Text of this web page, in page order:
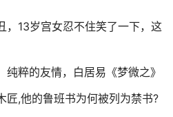
，13岁宫女忍不住笑了一下，这
纯粹的友情，白居易《梦微之》
匠,他的鲁班书为何被列为禁书?